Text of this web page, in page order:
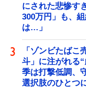
にされた悲惨す
300万円」も、
は…」
「ゾンビたば
斗」に注がれる
季は打撃低調、
選択肢のひとつ